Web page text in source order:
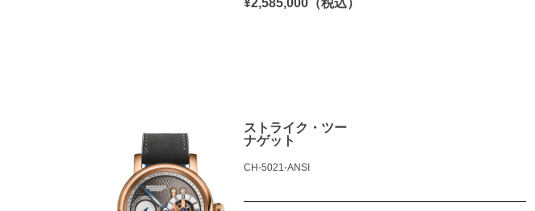
ストライク・ツー
ナゲット
CH-5021-ANSI